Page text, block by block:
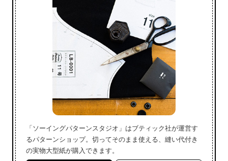
「ソーイングパターンスタジオ」はブティック社が運営す
るパターンショップ。切ってそのまま使える、縫い代付き
の実物大型紙が購入できます。